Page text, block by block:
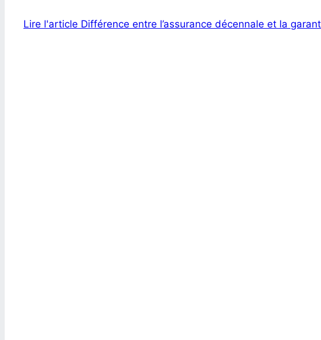
Lire l'article Différence entre l’assurance décennale et la